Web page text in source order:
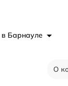
в Барнауле
О